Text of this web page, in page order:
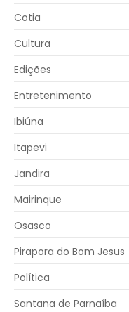
Cotia
Cultura
Edições
Entretenimento
Ibiúna
Itapevi
Jandira
Mairinque
Osasco
Pirapora do Bom Jesus
Política
Santana de Parnaíba